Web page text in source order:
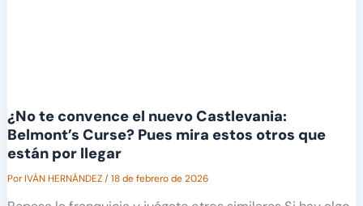
¿No te convence el nuevo Castlevania:
Belmont’s Curse? Pues mira estos otros que
están por llegar
PorIVÁN HERNÁNDEZ/18 de febrero de 2026